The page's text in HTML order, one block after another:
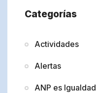
Categorías
Actividades
Alertas
ANP es Igualdad